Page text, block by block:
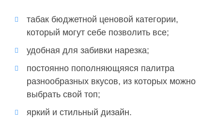
табак бюджетной ценовой категории,
который могут себе позволить все;
удобная для забивки нарезка;
постоянно пополняющяяся палитра
разнообразных вкусов, из которых можно
выбрать свой топ;
яркий и стильный дизайн.